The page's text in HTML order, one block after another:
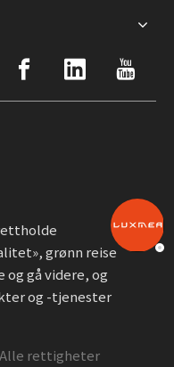
grønn reise
gå videre, og
og -tjenester
rettigheter